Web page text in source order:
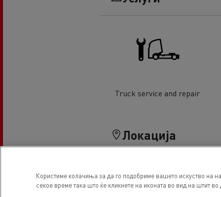
Truck service and repair
Локација
Користиме колачиња за да го подобриме вашето искуство на
секое време така што ќе кликнете на иконата во вид на штит во